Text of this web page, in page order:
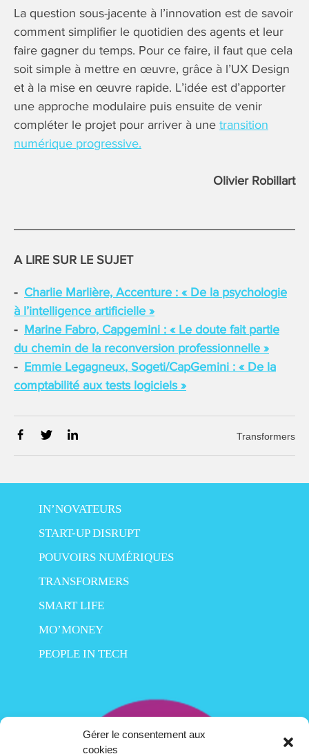
Gérer le consentement aux
cookies
La question sous-jacente à l’innovation est de savoir
comment simplifier le quotidien des agents et leur
faire gagner du temps. Pour ce faire, il faut que cela
soit simple à mettre en œuvre, grâce à l’UX Design
et à la mise en œuvre rapide. L’idée est d’apporter
une approche modulaire puis ensuite de venir
compléter le projet pour arriver à une transition
numérique progressive.
Olivier Robillart
A LIRE SUR LE SUJET
Charlie Marlière, Accenture : « De la psychologie
à l’intelligence artificielle »
Marine Fabro, Capgemini : « Le doute fait partie
du chemin de la reconversion professionnelle »
Emmie Legagneux, Sogeti/CapGemini : « De la
comptabilité aux tests logiciels »
Transformers
IN’NOVATEURS
START-UP DISRUPT
POUVOIRS NUMÉRIQUES
TRANSFORMERS
SMART LIFE
MO’MONEY
PEOPLE IN TECH